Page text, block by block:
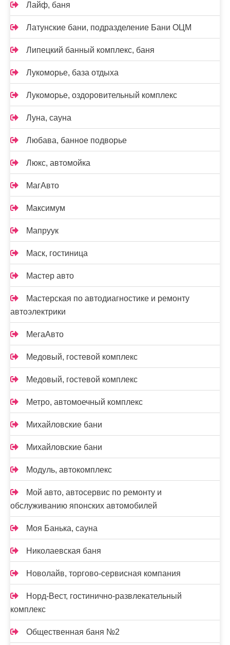
Лайф, баня
Латунские бани, подразделение Бани ОЦМ
Липецкий банный комплекс, баня
Лукоморье, база отдыха
Лукоморье, оздоровительный комплекс
Луна, сауна
Любава, банное подворье
Люкс, автомойка
МагАвто
Максимум
Мапруук
Маск, гостиница
Мастер авто
Мастерская по автодиагностике и ремонту
автоэлектрики
МегаАвто
Медовый, гостевой комплекс
Медовый, гостевой комплекс
Метро, автомоечный комплекс
Михайловские бани
Михайловские бани
Модуль, автокомплекс
Мой авто, автосервис по ремонту и
обслуживанию японских автомобилей
Моя Банька, сауна
Николаевская баня
Новолайв, торгово-сервисная компания
Норд-Вест, гостинично-развлекательный
комплекс
Общественная баня №2